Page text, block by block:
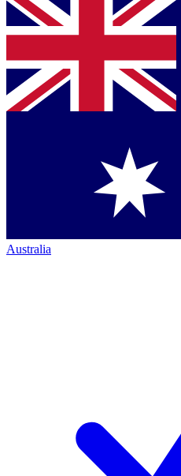
Australia